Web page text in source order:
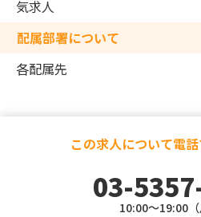
気求人
配属部署について
各配属先
この求人について電
03-
10:00～19:00（